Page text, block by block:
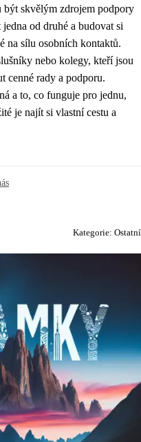
být skvělým zdrojem podpory
od druhé a budovat si
na sílu osobních kontaktů.
nebo kolegy, kteří jsou
cenné rady a podporu.
a to, co funguje pro jednu,
je najít si vlastní cestu a
Kategorie: Ostatní